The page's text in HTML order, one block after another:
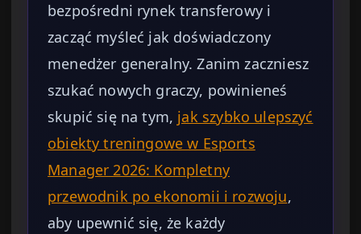
bezpośredni rynek transferowy i
zacząć myśleć jak doświadczony
menedżer generalny. Zanim zaczniesz
szukać nowych graczy, powinieneś
skupić się na tym, jak szybko ulepszyć
obiekty treningowe w Esports
Manager 2026: Kompletny
przewodnik po ekonomii i rozwoju,
aby upewnić się, że każdy